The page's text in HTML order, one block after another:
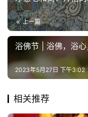
上一篇
浴佛节 | 浴佛，浴
2023年5月27日 下午3:02
相关推荐